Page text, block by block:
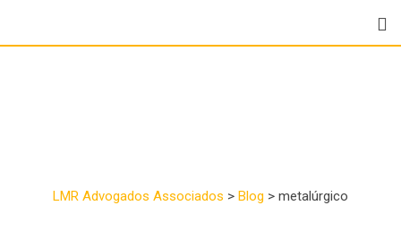
LMR Advogados Associados > Blog > metalúrgico